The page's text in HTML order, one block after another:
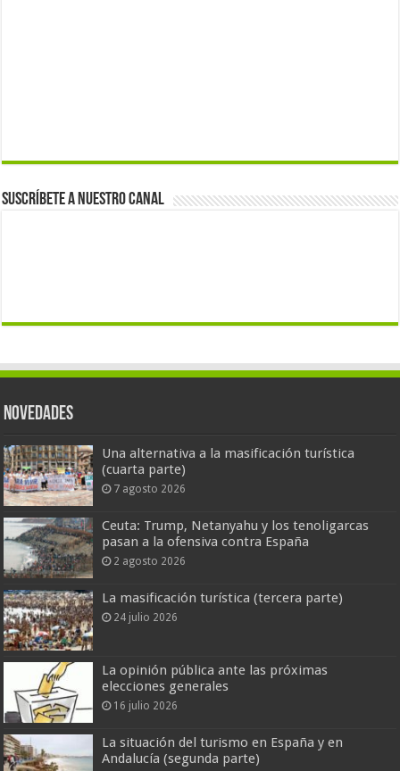
Suscríbete a nuestro canal
Novedades
Una alternativa a la masificación turística
(cuarta parte)
7 agosto 2026
Ceuta: Trump, Netanyahu y los tenoligarcas
pasan a la ofensiva contra España
2 agosto 2026
La masificación turística (tercera parte)
24 julio 2026
La opinión pública ante las próximas
elecciones generales
16 julio 2026
La situación del turismo en España y en
Andalucía (segunda parte)